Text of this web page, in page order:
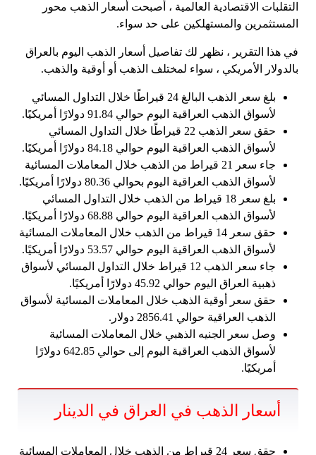
التقلبات الاقتصادية العالمية ، أصبحت أسعار الذهب محور
المستثمرين والمستهلكين على حد سواء.
في هذا التقرير ، نظهر لك تفاصيل أسعار الذهب اليوم بالعراق
بالدولار الأمريكي ، سواء لمختلف الذهب أو أوقية والذهب.
بلغ سعر الذهب البالغ 24 قيراطًا خلال التداول المسائي
لأسواق الذهب العراقية اليوم حوالي 91.84 دولارًا أمريكيًا.
حقق سعر الذهب 22 قيراطًا خلال التداول المسائي
لأسواق الذهب العراقية اليوم حوالي 84.18 دولارًا أمريكيًا.
جاء سعر 21 قيراط من الذهب خلال المعاملات المسائية
لأسواق الذهب العراقية اليوم بحوالي 80.36 دولارًا أمريكيًا.
بلغ سعر 18 قيراط من الذهب خلال التداول المسائي
لأسواق الذهب العراقية اليوم حوالي 68.88 دولارًا أمريكيًا.
حقق سعر 14 قيراط من الذهب خلال المعاملات المسائية
لأسواق الذهب العراقية اليوم حوالي 53.57 دولارًا أمريكيًا.
جاء سعر الذهب 12 قيراط خلال التداول المسائي لأسواق
ذهبية العراق اليوم حوالي 45.92 دولارًا أمريكيًا.
حقق سعر أوقية الذهب خلال المعاملات المسائية لأسواق
الذهب العراقية حوالي 2856.41 دولار.
وصل سعر الجنيه الذهبي خلال المعاملات المسائية
لأسواق الذهب العراقية اليوم إلى حوالي 642.85 دولارًا
أمريكيًا.
أسعار الذهب في العراق في الدينار
حقق سعر 24 قيراط من الذهب خلال المعاملات المسائية